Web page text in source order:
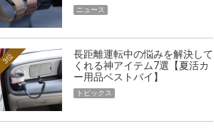
ニュース
長距離運転中の悩みを解決して
くれる神アイテム7選【夏活カ
ー用品ベストバイ】
3位
トピックス